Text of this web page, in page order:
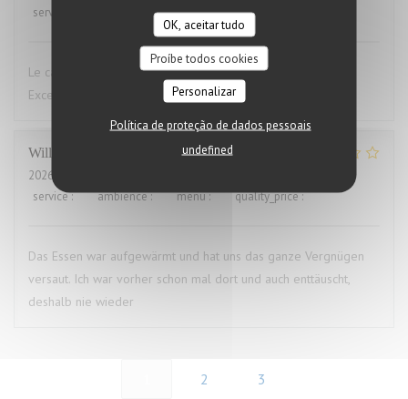
OK, aceitar tudo
Proíbe todos cookies
Personalizar
Política de proteção de dados pessoais
undefined
service
4/5 menu:5/5 quality_price
Le cadre du restaurant est très bien. La qualité des plats.
Excellent.Le service aimable
Willems
2026-07-28
service:4/5 ambience:3/5 menu:1/5 quality_price:1/5
Das Essen war aufgewärmt und hat uns das ganze Vergnügen
versaut. Ich war vorher schon mal dort und auch enttäuscht,
deshalb nie wieder
2 3